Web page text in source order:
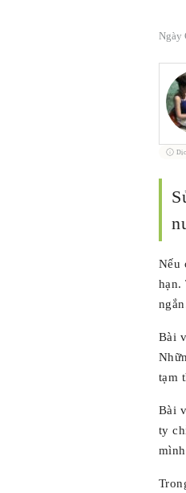
Ngày
Nếu
hạn.
Bài
tạm
Bài
ty